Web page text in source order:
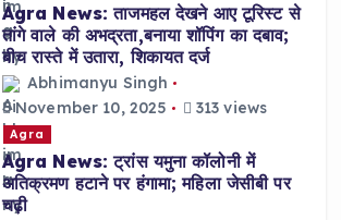
Agra News: ताजमहल देखने आए टूरिस्ट से
तांगे वाले की अभद्रता,बनाया शॉपिंग का दबाव;
बीच रास्ते में उतारा, शिकायत दर्ज
Abhimanyu Singh
November 10, 2025
313 views
Agra
Agra News: ट्रांस यमुना कॉलोनी में
अतिक्रमण हटाने पर हंगामा; महिला जेसीबी पर
चढ़ी